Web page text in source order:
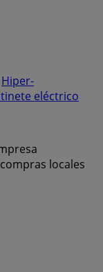
Hiper-
eléctrico
locales